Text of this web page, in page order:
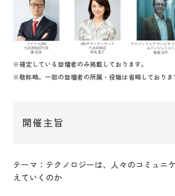
※確定している登壇者のみ掲載しております。
※敬称略。一部の登壇者の所属・役職は省略しておりま
開催主旨
テーマ：テクノロジーは、人々のコミュニ
えていくのか